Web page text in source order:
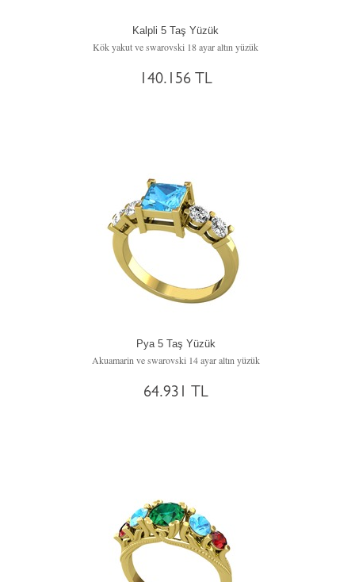
Kalpli 5 Taş Yüzük
Kök yakut ve swarovski 18 ayar altın yüzük
140.156 TL
Pya 5 Taş Yüzük
Akuamarin ve swarovski 14 ayar altın yüzük
64.931 TL